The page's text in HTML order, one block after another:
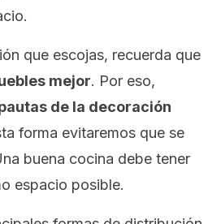
que escojas, recuerda que
mejor. Por eso,
de la decoración
forma evitaremos que se
buena cocina debe tener
espacio posible.